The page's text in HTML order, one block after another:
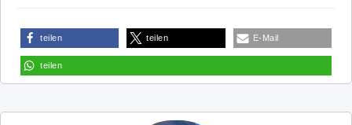
teilen teilen E-Mail
teilen